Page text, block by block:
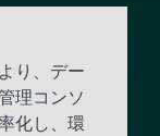
り、デー
理コンソ
化し、環